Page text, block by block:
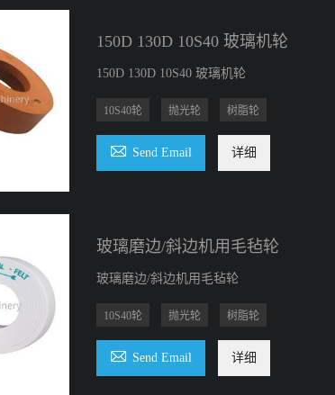
150D 130D 10S40 玻璃机轮
150D 130D 10S40 玻璃机轮
10S40轮 抛光轮 树脂轮
 Send Email 详细
玻璃磨边/斜边机用毛毡轮
玻璃磨边/斜边机用毛毡轮
10S40轮 抛光轮 树脂轮
 Send Email 详细